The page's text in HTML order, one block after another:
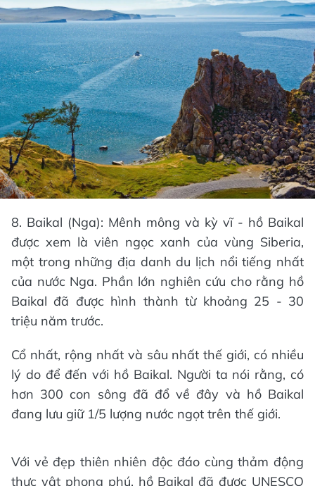
8. Baikal (Nga): Mênh mông và kỳ vĩ - hồ Baikal
được xem là viên ngọc xanh của vùng Siberia,
một trong những địa danh du lịch nổi tiếng nhất
của nước Nga. Phần lớn nghiên cứu cho rằng hồ
Baikal đã được hình thành từ khoảng 25 - 30
triệu năm trước.
Cổ nhất, rộng nhất và sâu nhất thế giới, có nhiều
lý do để đến với hồ Baikal. Người ta nói rằng, có
hơn 300 con sông đã đổ về đây và hồ Baikal
đang lưu giữ 1/5 lượng nước ngọt trên thế giới.
Với vẻ đẹp thiên nhiên độc đáo cùng thảm động
thực vật phong phú, hồ Baikal đã được UNESCO